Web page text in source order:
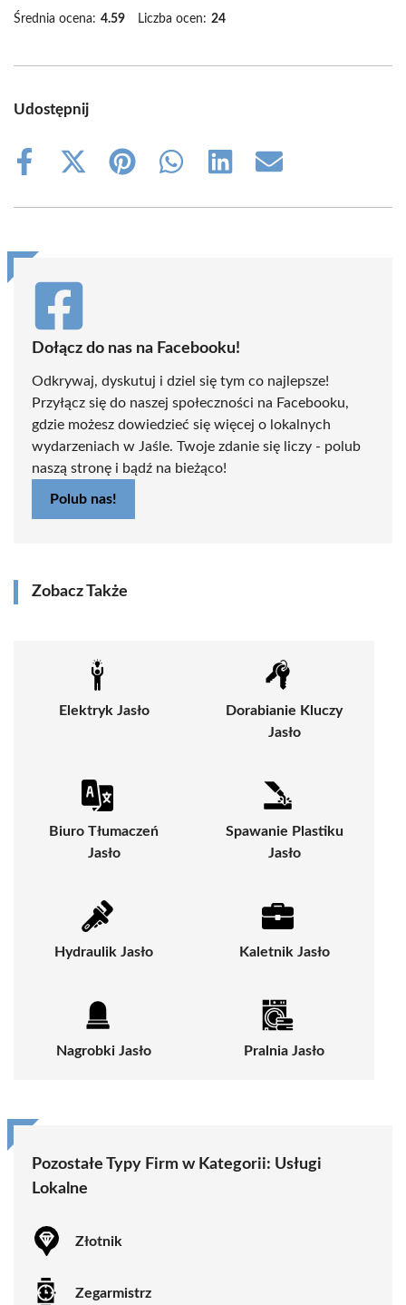
Średnia ocena: 4.59 Liczba ocen: 24
Udostępnij
Share
Share
(Twitter)
Share
Share
Share
Share
Dołącz do nas na Facebooku!
Odkrywaj, dyskutuj i dziel się tym co najlepsze!
Przyłącz się do naszej społeczności na Facebooku,
gdzie możesz dowiedzieć się więcej o lokalnych
wydarzeniach w Jaśle. Twoje zdanie się liczy - polub
naszą stronę i bądź na bieżąco!
Polub nas!
Zobacz Także
Elektryk Jasło
Dorabianie Kluczy
Jasło
Biuro Tłumaczeń
Jasło
Spawanie Plastiku
Jasło
Hydraulik Jasło Kaletnik Jasło
Nagrobki Jasło Pralnia Jasło
Pozostałe Typy Firm w Kategorii: Usługi
Lokalne
Złotnik
Zegarmistrz